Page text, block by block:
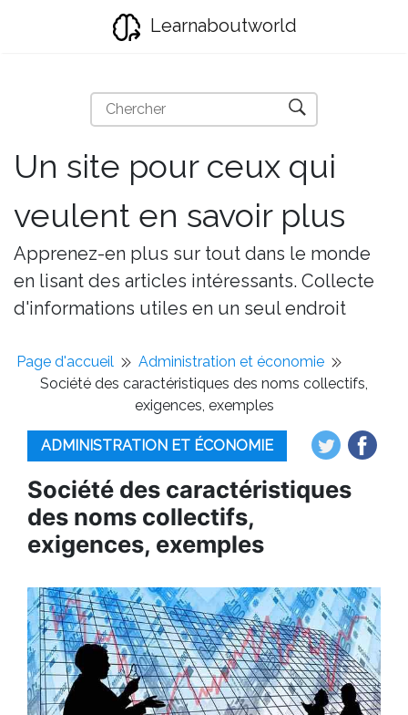
Learnaboutworld
Un site pour ceux qui
veulent en savoir plus
Apprenez-en plus sur tout dans le monde
en lisant des articles intéressants. Collecte
d'informations utiles en un seul endroit
Page d'accueil
Administration et économie
Société des caractéristiques des noms collectifs,
exigences, exemples
ADMINISTRATION ET ÉCONOMIE
Société des caractéristiques
des noms collectifs,
exigences, exemples